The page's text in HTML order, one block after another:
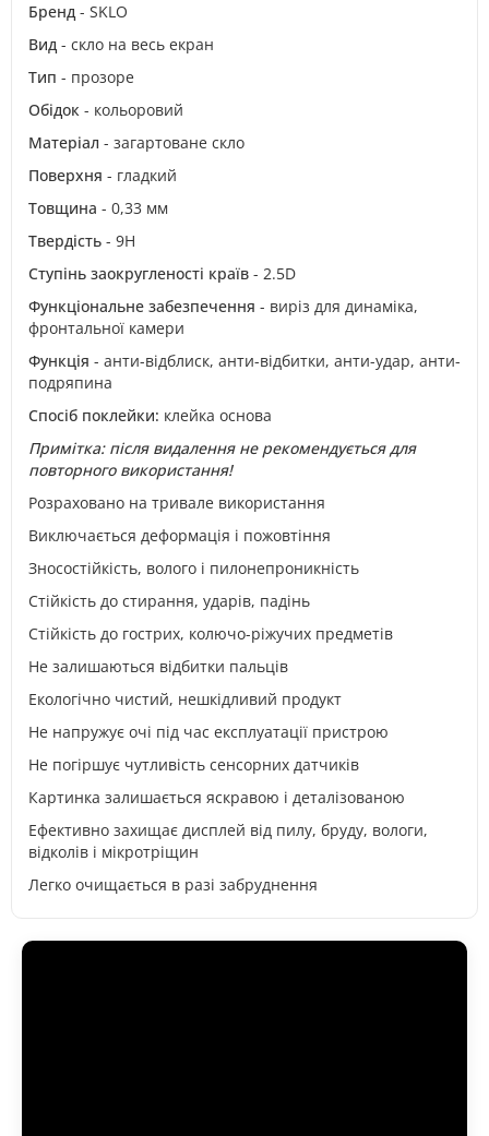
Бренд - SKLO
Вид - скло на весь екран
Тип - прозоре
Обідок - кольоровий
Матеріал - загартоване скло
Поверхня - гладкий
Товщина - 0,33 мм
Твердість - 9H
Ступінь заокругленості країв - 2.5D
Функціональне забезпечення - виріз для динаміка,
фронтальної камери
Функція - анти-відблиск, анти-відбитки, анти-удар, анти-
подряпина
Спосіб поклейки: клейка основа
Примітка: після видалення не рекомендується для
повторного використання!
Розраховано на тривале використання
Виключається деформація і пожовтіння
Зносостійкість, волого і пилонепроникність
Стійкість до стирання, ударів, падінь
Стійкість до гострих, колючо-ріжучих предметів
Не залишаються відбитки пальців
Екологічно чистий, нешкідливий продукт
Не напружує очі під час експлуатації пристрою
Не погіршує чутливість сенсорних датчиків
Картинка залишається яскравою і деталізованою
Ефективно захищає дисплей від пилу, бруду, вологи,
відколів і мікротріщин
Легко очищається в разі забруднення